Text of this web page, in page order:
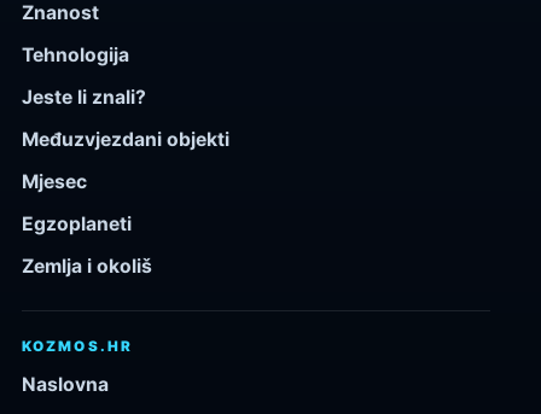
Znanost
Tehnologija
Jeste li znali?
Međuzvjezdani objekti
Mjesec
Egzoplaneti
Zemlja i okoliš
KOZMOS.HR
Naslovna